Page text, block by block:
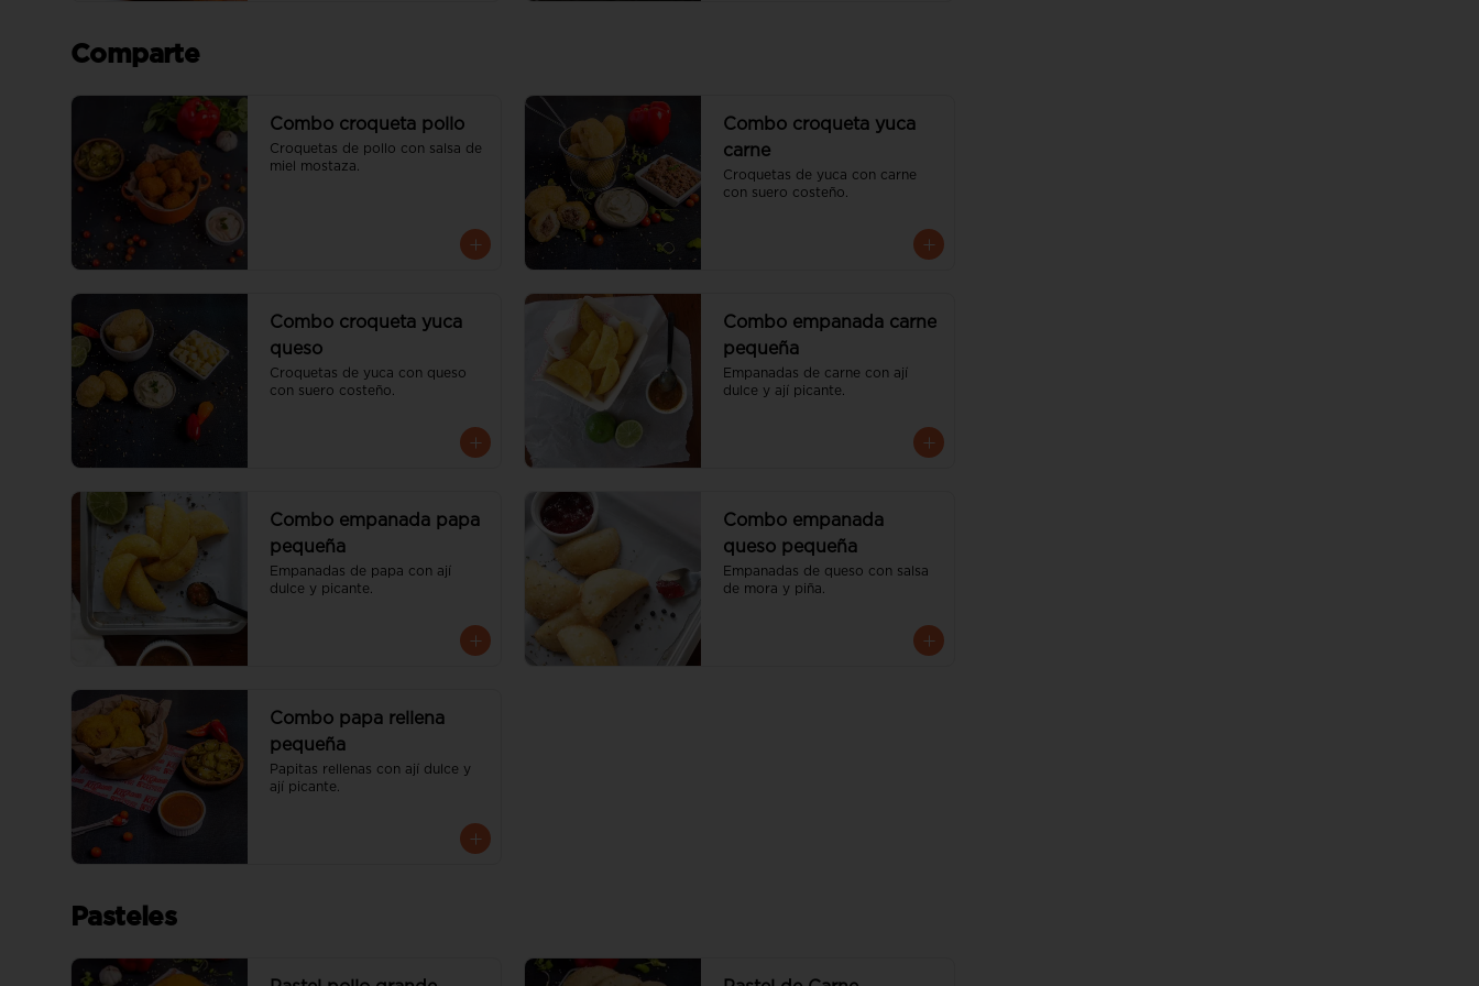
Comparte
Combo croqueta pollo
Croquetas de pollo con salsa de
miel mostaza.
Combo croqueta yuca
carne
Croquetas de yuca con carne
con suero costeño.
Combo croqueta yuca
queso
Croquetas de yuca con queso
con suero costeño.
Combo empanada carne
pequeña
Empanadas de carne con ají
dulce y ají picante.
Combo empanada papa
pequeña
Empanadas de papa con ají
dulce y picante.
Combo empanada
queso pequeña
Empanadas de queso con salsa
de mora y piña.
Combo papa rellena
pequeña
Papitas rellenas con ají dulce y
ají picante.
Pasteles